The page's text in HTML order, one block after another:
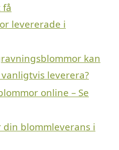
levererade i
kan
leverera?
online – Se
blommleverans i